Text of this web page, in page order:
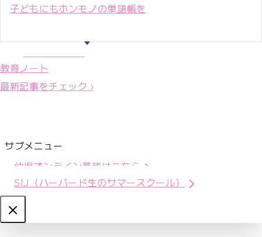
子どもにもホンモノの単語帳を
教育ノート
最新記事をチェック ›
サブメニュー
幼児オンライン英語はこちら
SIJ（ハーバード生のサマースクール）
Close